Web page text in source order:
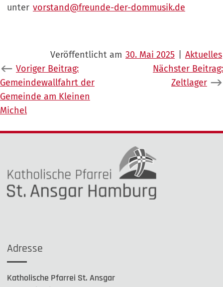
unter vorstand@freunde-der-dommusik.de
Veröffentlicht am 30. Mai 2025 Aktuelles
Beitragsnavigation
Voriger Beitrag:
Gemeindewallfahrt der
Gemeinde am Kleinen
Michel
Nächster Beitrag:
Zeltlager
Adresse
Katholische Pfarrei St. Ansgar